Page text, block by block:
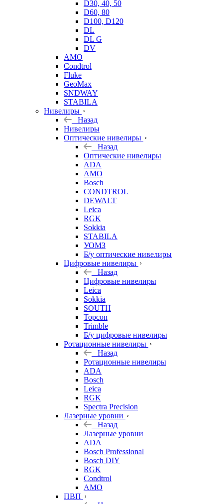
D30, 40, 50
D60, 80
D100, D120
DL
DL G
DV
AMO
Condtrol
Fluke
GeoMax
SNDWAY
STABILA
Нивелиры
Назад
Нивелиры
Оптические нивелиры
Назад
Оптические нивелиры
ADA
AMO
Bosch
CONDTROL
DEWALT
Leica
RGK
Sokkia
STABILA
УОМЗ
Б/у оптические нивелиры
Цифровые нивелиры
Назад
Цифровые нивелиры
Leica
Sokkia
SOUTH
Topcon
Trimble
Б/у цифровые нивелиры
Ротационные нивелиры
Назад
Ротационные нивелиры
ADA
Bosch
Leica
RGK
Spectra Precision
Лазерные уровни
Назад
Лазерные уровни
ADA
Bosch Professional
Bosch DIY
RGK
Condtrol
AMO
ПВП